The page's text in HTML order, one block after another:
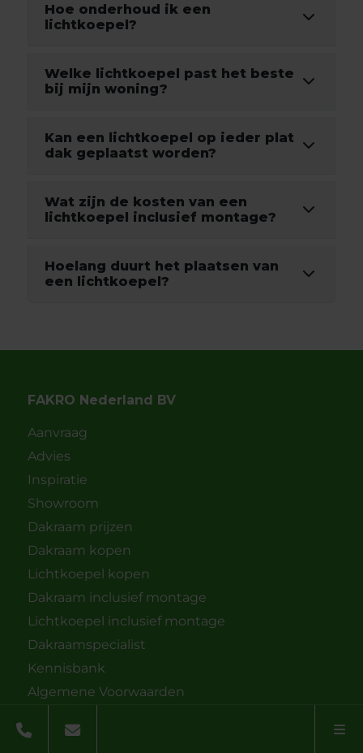
Hoe onderhoud ik een
lichtkoepel?
Welke lichtkoepel past het beste
bij mijn woning?
Kan een lichtkoepel op ieder plat
dak geplaatst worden?
Wat zijn de kosten van een
lichtkoepel inclusief montage?
Hoelang duurt het plaatsen van
een lichtkoepel?
FAKRO Nederland BV
Aanvraag
Advies
Inspiratie
Showroom
Dakraam prijzen
Dakraam kopen
Lichtkoepel kopen
Dakraam inclusief montage
Lichtkoepel inclusief montage
Dakraamspecialist
Kennisbank
Algemene Voorwaarden